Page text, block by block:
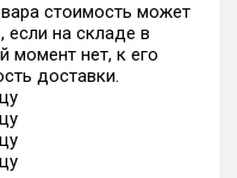
стоимость может
если на складе в
момент нет, к его
доставки.